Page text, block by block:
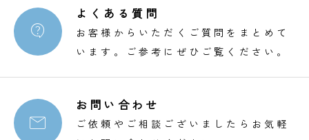

よくある質問
お客様からいただくご質問をまとめて
います。ご参考にぜひご覧ください。

お問い合わせ
ご依頼やご相談ございましたらお気軽